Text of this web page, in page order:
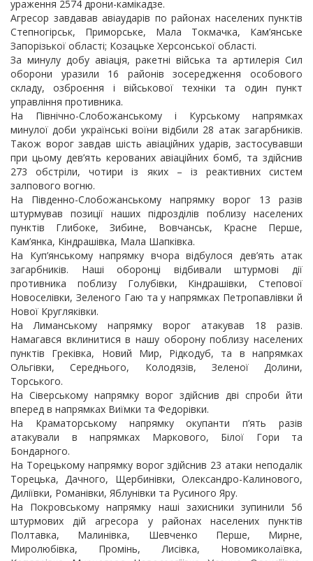
ураження 2574 дрони-камікадзе.
Агресор завдавав авіаударів по районах населених пунктів
Степногірськ, Приморське, Мала Токмачка, Кам’янське
Запорізької області; Козацьке Херсонської області.
За минулу добу авіація, ракетні війська та артилерія Сил
оборони уразили 16 районів зосередження особового
складу, озброєння і військової техніки та один пункт
управління противника.
На Північно-Слобожанському і Курському напрямках
минулої доби українські воїни відбили 28 атак загарбників.
Також ворог завдав шість авіаційних ударів, застосувавши
при цьому дев’ять керованих авіаційних бомб, та здійснив
273 обстріли, чотири із яких – із реактивних систем
залпового вогню.
На Південно-Слобожанському напрямку ворог 13 разів
штурмував позиції наших підрозділів поблизу населених
пунктів Глибоке, Зибине, Вовчанськ, Красне Перше,
Кам’янка, Кіндрашівка, Мала Шапківка.
На Куп’янському напрямку вчора відбулося дев’ять атак
загарбників. Наші оборонці відбивали штурмові дії
противника поблизу Голубівки, Кіндрашівки, Степової
Новоселівки, Зеленого Гаю та у напрямках Петропавлівки й
Нової Кругляківки.
На Лиманському напрямку ворог атакував 18 разів.
Намагався вклинитися в нашу оборону поблизу населених
пунктів Греківка, Новий Мир, Рідкодуб, та в напрямках
Ольгівки, Середнього, Колодязів, Зеленої Долини,
Торського.
На Сіверському напрямку ворог здійснив дві спроби йти
вперед в напрямках Виїмки та Федорівки.
На Краматорському напрямку окупанти п’ять разів
атакували в напрямках Маркового, Білої Гори та
Бондарного.
На Торецькому напрямку ворог здійснив 23 атаки неподалік
Торецька, Дачного, Щербинівки, Олександро-Калинового,
Диліївки, Романівки, Яблунівки та Русиного Яру.
На Покровському напрямку наші захисники зупинили 56
штурмових дій агресора у районах населених пунктів
Полтавка, Малинівка, Шевченко Перше, Мирне,
Миролюбівка, Промінь, Лисівка, Новомиколаївка,